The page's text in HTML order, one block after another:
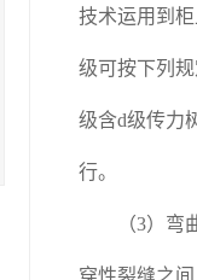
技术运用到
级可按下列
级含d级传力
行。
（3）弯曲
穿性裂缝之